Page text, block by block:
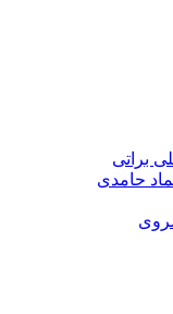
براتی
حامدی